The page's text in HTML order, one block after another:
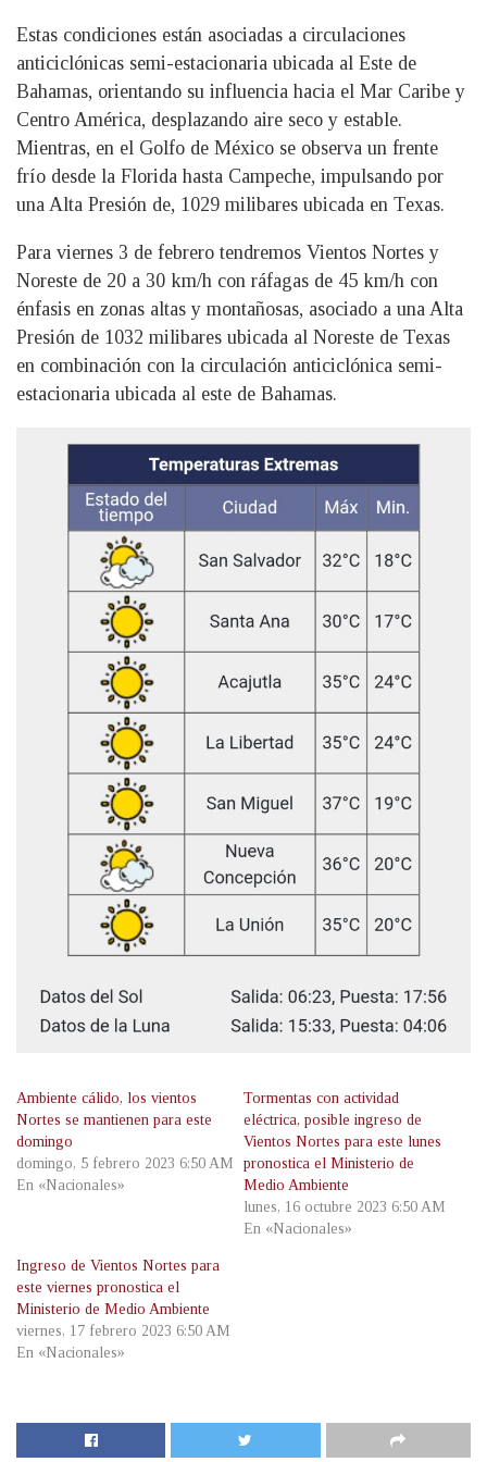
Estas condiciones están asociadas a circulaciones
anticiclónicas semi-estacionaria ubicada al Este de
Bahamas, orientando su influencia hacia el Mar Caribe y
Centro América, desplazando aire seco y estable.
Mientras, en el Golfo de México se observa un frente
frío desde la Florida hasta Campeche, impulsando por
una Alta Presión de, 1029 milibares ubicada en Texas.
Para viernes 3 de febrero tendremos Vientos Nortes y
Noreste de 20 a 30 km/h con ráfagas de 45 km/h con
énfasis en zonas altas y montañosas, asociado a una Alta
Presión de 1032 milibares ubicada al Noreste de Texas
en combinación con la circulación anticiclónica semi-
estacionaria ubicada al este de Bahamas.
Ambiente cálido, los vientos
Nortes se mantienen para este
domingo
domingo, 5 febrero 2023 6:50 AM
En «Nacionales»
Tormentas con actividad
eléctrica, posible ingreso de
Vientos Nortes para este lunes
pronostica el Ministerio de
Medio Ambiente
lunes, 16 octubre 2023 6:50 AM
En «Nacionales»
Ingreso de Vientos Nortes para
este viernes pronostica el
Ministerio de Medio Ambiente
viernes, 17 febrero 2023 6:50 AM
En «Nacionales»